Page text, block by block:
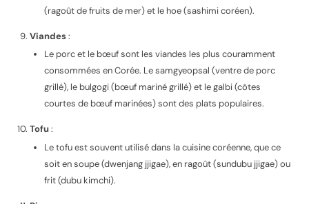
(ragoût de fruits de mer) et le hoe (sashimi coréen).
Viandes:
Le porc et le bœuf sont les viandes les plus couramment
consommées en Corée. Le samgyeopsal (ventre de porc
grillé), le bulgogi (bœuf mariné grillé) et le galbi (côtes
courtes de bœuf marinées) sont des plats populaires.
Tofu:
Le tofu est souvent utilisé dans la cuisine coréenne, que ce
soit en soupe (dwenjang jjigae), en ragoût (sundubu jjigae) ou
frit (dubu kimchi).